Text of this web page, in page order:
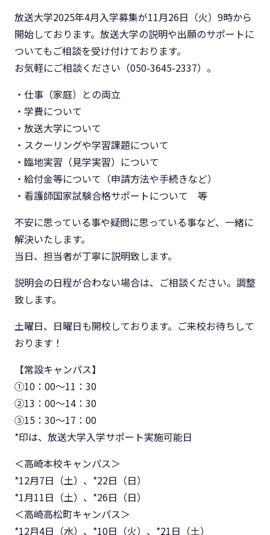
放送大学2025年4月入学募集が11月26日（火）9時から
開始しております。放送大学の説明や出願のサポートに
ついてもご相談を受け付けております。
お気軽にご相談ください（050-3645-2337）。
・仕事（家庭）との両立
・学費について
・放送大学について
・スクーリングや学習課題について
・臨地実習（見学実習）について
・給付金等について（申請方法や手続きなど）
・看護師国家試験合格サポートについて 等
不安に思っている事や疑問に思っている事など、一緒に
解決いたします。
当日、担当者が丁寧に説明致します。
説明会の日程が合わない場合は、ご相談ください。調整
致します。
土曜日、日曜日も開校しております。ご来校お待ちして
おります！
【常設キャンパス】
①10：00～11：30
②13：00～14：30
③15：30～17：00
*印は、放送大学入学サポート実施可能日
＜高崎本校キャンパス＞
*12月7日（土）、*22日（日）
*1月11日（土）、*26日（日）
＜高崎高松町キャンパス＞
*12月4日（水）、*10日（火）、*21日（土）